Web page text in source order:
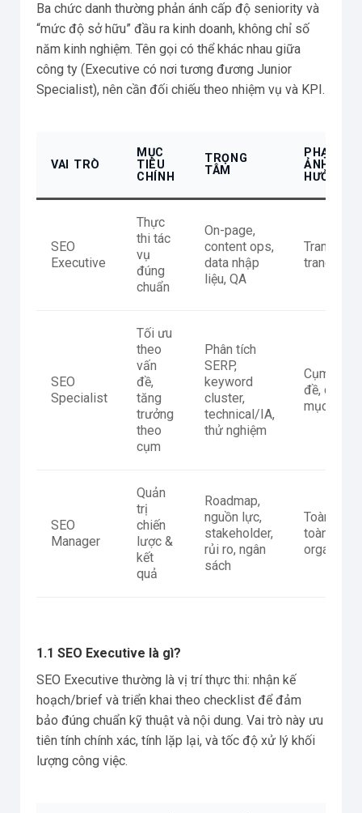
Ba chức danh thường phản ánh cấp độ seniority và
“mức độ sở hữu” đầu ra kinh doanh, không chỉ số
năm kinh nghiệm. Tên gọi có thể khác nhau giữa
công ty (Executive có nơi tương đương Junior
Specialist), nên cần đối chiếu theo nhiệm vụ và KPI.
VAI TRÒ
MỤC
TIÊU
CHÍNH
TRỌNG
TÂM
PHẠM VI
ẢNH
HƯỞNG
SEO
Executive
Thực
thi tác
vụ
đúng
chuẩn
On-page,
content ops,
data nhập
liệu, QA
Trang/
trang
SEO
Specialist
Tối ưu
theo
vấn
đề,
tăng
trưởng
theo
cụm
Phân tích
SERP,
keyword
cluster,
technical/IA,
thử nghiệm
Cụm chủ
đề,
mục
SEO
Manager
Quản
trị
chiến
lược &
kết
quả
Roadmap,
nguồn lực,
stakeholder,
rủi ro, ngân
sách
Toàn site
toàn kênh
organic
1.1 SEO Executive là gì?
SEO Executive thường là vị trí thực thi: nhận kế
hoạch/brief và triển khai theo checklist để đảm
bảo đúng chuẩn kỹ thuật và nội dung. Vai trò này ưu
tiên tính chính xác, tính lặp lại, và tốc độ xử lý khối
lượng công việc.